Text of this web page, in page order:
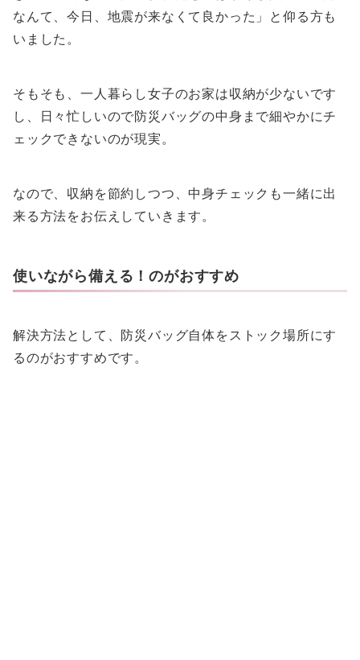
なんて、今日、地震が来なくて良かった」と仰る方も
いました。
そもそも、一人暮らし女子のお家は収納が少ないです
し、日々忙しいので防災バッグの中身まで細やかにチ
ェックできないのが現実。
なので、収納を節約しつつ、中身チェックも一緒に出
来る方法をお伝えしていきます。
使いながら備える！のがおすすめ
解決方法として、防災バッグ自体をストック場所にす
るのがおすすめです。